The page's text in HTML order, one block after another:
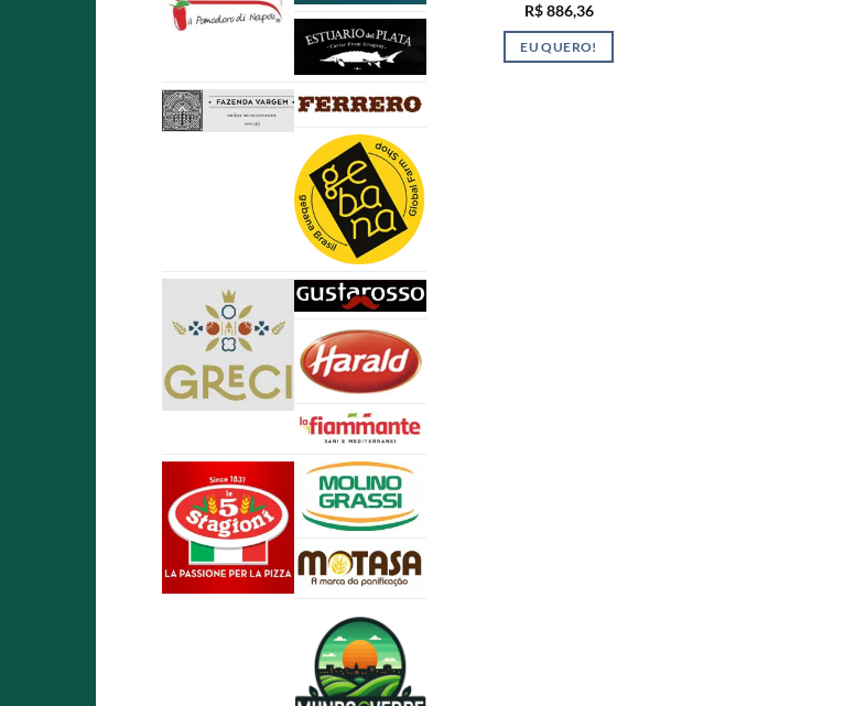
R$886,36
EU QUERO!